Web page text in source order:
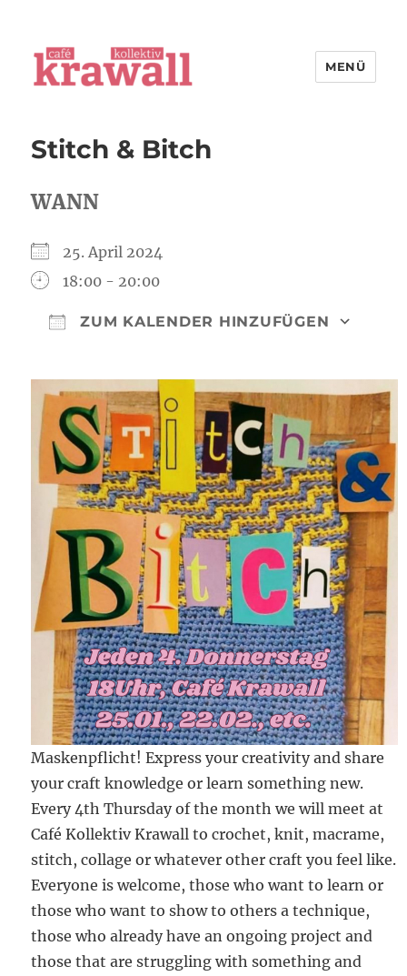
MENÜ
Stitch & Bitch
WANN
25. April 2024
18:00 - 20:00
ZUM KALENDER HINZUFÜGEN
Maskenpflicht! Express your creativity and share
your craft knowledge or learn something new.
Every 4th Thursday of the month we will meet at
Café Kollektiv Krawall to crochet, knit, macrame,
stitch, collage or whatever other craft you feel like.
Everyone is welcome, those who want to learn or
those who want to show to others a technique,
those who already have an ongoing project and
those that are struggling with something and